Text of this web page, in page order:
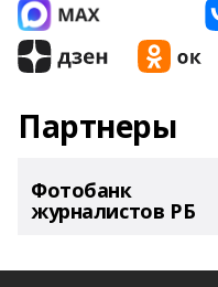
Партнеры
Фотобанк
журналистов РБ